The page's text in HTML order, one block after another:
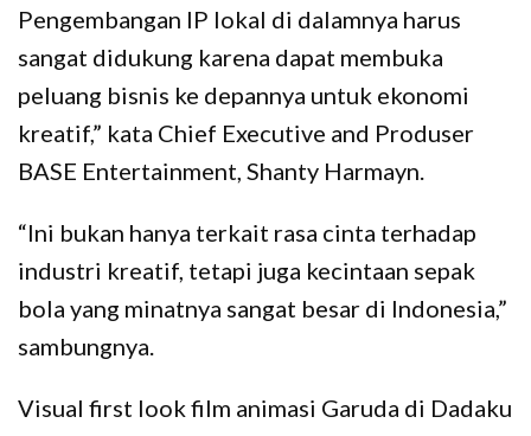
Pengembangan IP lokal di dalamnya harus
sangat didukung karena dapat membuka
peluang bisnis ke depannya untuk ekonomi
kreatif,” kata Chief Executive and Produser
BASE Entertainment, Shanty Harmayn.
“Ini bukan hanya terkait rasa cinta terhadap
industri kreatif, tetapi juga kecintaan sepak
bola yang minatnya sangat besar di Indonesia,”
sambungnya.
Visual first look film animasi Garuda di Dadaku